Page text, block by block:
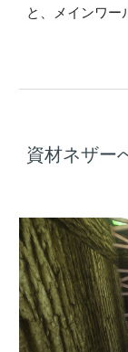
と、メインワー
資材ネザー